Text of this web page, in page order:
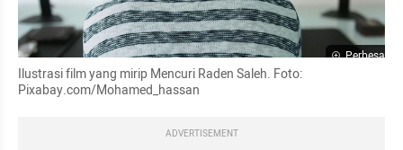
Perbesar
Ilustrasi film yang mirip Mencuri Raden Saleh. Foto:
Pixabay.com/Mohamed_hassan
ADVERTISEMENT